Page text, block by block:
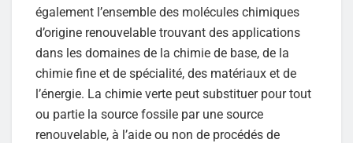
également l’ensemble des molécules chimiques
d’origine renouvelable trouvant des applications
dans les domaines de la chimie de base, de la
chimie fine et de spécialité, des matériaux et de
l’énergie. La chimie verte peut substituer pour tout
ou partie la source fossile par une source
renouvelable, à l’aide ou non de procédés de